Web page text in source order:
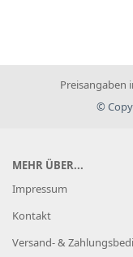
Preisangaben
©
MEHR ÜBER...
Impressum
Kontakt
Versand- &